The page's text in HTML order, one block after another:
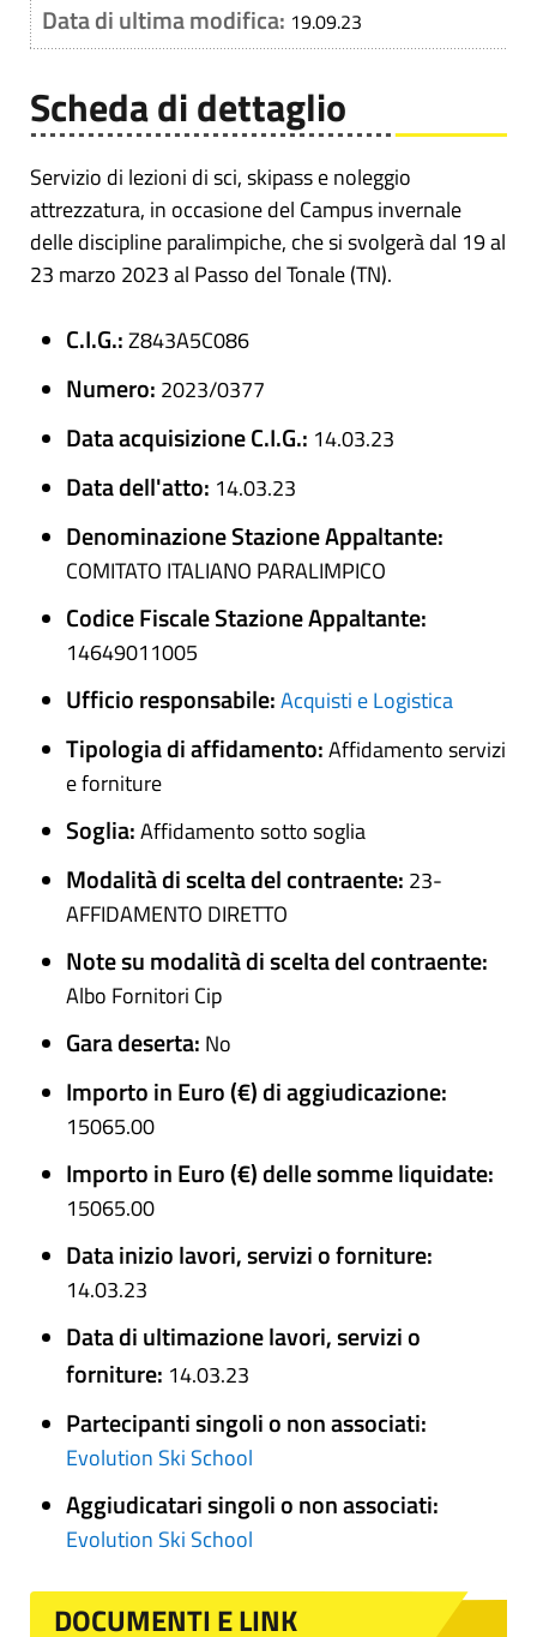
Data di ultima modifica: 19.09.23
Scheda di dettaglio
Servizio di lezioni di sci, skipass e noleggio
attrezzatura, in occasione del Campus invernale
delle discipline paralimpiche, che si svolgerà dal 19 al
23 marzo 2023 al Passo del Tonale (TN).
C.I.G.:Z843A5C086
Numero: 2023/0377
Data acquisizione C.I.G.: 14.03.23
Data dell'atto: 14.03.23
Denominazione Stazione Appaltante:
COMITATO ITALIANO PARALIMPICO
Codice Fiscale Stazione Appaltante:
14649011005
Ufficio responsabile:Acquisti e Logistica
Tipologia di affidamento:Affidamento servizi
e forniture
Soglia:Affidamento sotto soglia
Modalità di scelta del contraente: 23-
AFFIDAMENTO DIRETTO
Note su modalità di scelta del contraente:
Albo Fornitori Cip
Gara deserta: No
Importo in Euro (€) di aggiudicazione:
15065.00
Importo in Euro (€) delle somme liquidate:
15065.00
Data inizio lavori, servizi o forniture:
14.03.23
Data di ultimazione lavori, servizi o
forniture: 14.03.23
Partecipanti singoli o non associati:
Evolution Ski School
Aggiudicatari singoli o non associati:
Evolution Ski School
DOCUMENTI E LINK